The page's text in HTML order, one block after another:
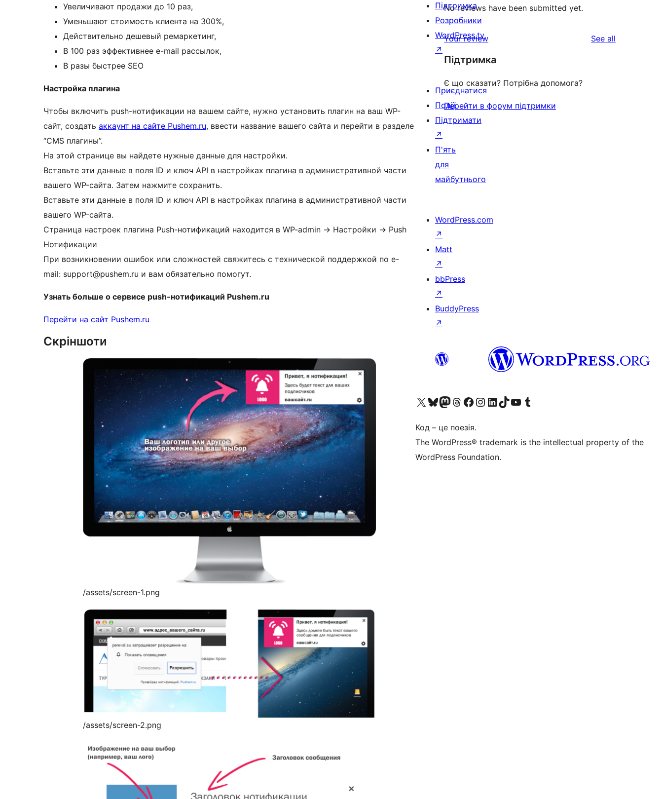
Увеличивают продажи до 10 раз,
Уменьшают стоимость клиента на 300%,
Действительно дешевый ремаркетинг,
В 100 раз эффективнее e-mail рассылок,
В разы быстрее SEO
Настройка плагина
Чтобы включить push-нотификации на вашем сайте, нужно установить плагин на ваш WP-
сайт, создать аккаунт на сайте Pushem.ru, ввести название вашего сайта и перейти в разделе
“CMS плагины”.
На этой странице вы найдете нужные данные для настройки.
Вставьте эти данные в поля ID и ключ API в настройках плагина в административной части
вашего WP-сайта. Затем нажмите сохранить.
Вставьте эти данные в поля ID и ключ API в настройках плагина в административной части
вашего WP-сайта.
Страница настроек плагина Push-нотификаций находится в WP-admin -> Настройки -> Push
Нотификации
При возникновении ошибок или сложностей свяжитесь с технической поддержкой по e-
mail: support@pushem.ru и вам обязательно помогут.
Узнать больше о сервисе push-нотификаций Pushem.ru
Перейти на сайт Pushem.ru
Скріншоти
/assets/screen-1.png
/assets/screen-2.png
No reviews have been submitted yet.
Your review See all
Підтримка
Є що сказати? Потрібна допомога?
Перейти в форум підтримки
Підтримка
Розробники
WordPress.tv
↗
Приєднатися
Події
Підтримати
↗
П'ять
для
майбутнього
WordPress.com
↗
Matt
↗
bbPress
↗
BuddyPress
↗
Visit our X (formerly Twitter) account
Visit our Bluesky account
Завітайте до нашої стрічки в Mastodon
Visit our Threads account
Завітайте на нашу сторінку в Facebook
Visit our Instagram account
Visit our LinkedIn account
Visit our TikTok account
Visit our YouTube channel
Visit our Tumblr account
Код – це поезія.
The WordPress® trademark is the intellectual property of the
WordPress Foundation.